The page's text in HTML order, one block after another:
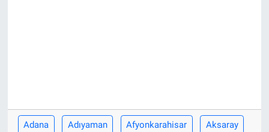
Adana Adıyaman Afyonkarahisar Aksaray